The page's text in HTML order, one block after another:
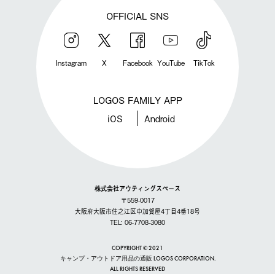
OFFICIAL SNS
Instagram X Facebook YouTube TikTok
LOGOS FAMILY APP
iOS Android
株式会社アウティングスペース
〒559-0017
大阪府大阪市住之江区中加賀屋4丁目4番18号
TEL: 06-7708-3080
COPYRIGHT © 2021
キャンプ・アウトドア用品の通販 LOGOS CORPORATION.
ALL RIGHTS RESERVED